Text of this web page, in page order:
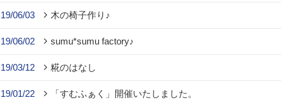
19/06/03 木の椅子作り♪
19/06/02 sumu*sumu factory♪
19/03/12 糀のはなし
19/01/22 「すむふぁく」開催いたしました。